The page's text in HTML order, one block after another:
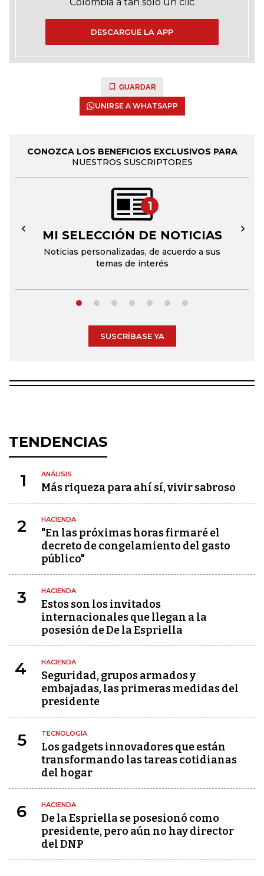
DESCARGUE LA APP
GUARDAR
UNIRSE A WHATSAPP
CONOZCA LOS BENEFICIOS EXCLUSIVOS PARA
NUESTROS SUSCRIPTORES
1
MI SELECCIÓN DE NOTICIAS
Noticias personalizadas, de acuerdo a sus
temas de interés
← →
SUSCRÍBASE YA
TENDENCIAS
1 ANÁLISIS
Más riqueza para ahí sí, vivir sabroso
2 HACIENDA
"En las próximas horas firmaré el
decreto de congelamiento del gasto
público"
3 HACIENDA
Estos son los invitados
internacionales que llegan a la
posesión de De la Espriella
4 HACIENDA
Seguridad, grupos armados y
embajadas, las primeras medidas del
presidente
5 TECNOLOGÍA
Los gadgets innovadores que están
transformando las tareas cotidianas
del hogar
6 HACIENDA
De la Espriella se posesionó como
presidente, pero aún no hay director
del DNP